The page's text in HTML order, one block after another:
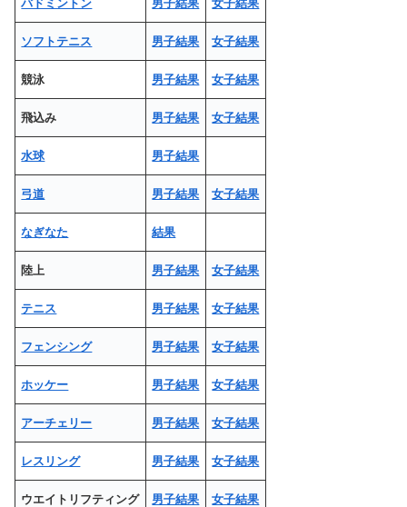
バドミントン 男子結果 女子結果
ソフトテニス 男子結果 女子結果
競泳 男子結果 女子結果
飛込み 男子結果 女子結果
水球 男子結果
弓道 男子結果 女子結果
なぎなた 結果
陸上 男子結果 女子結果
テニス 男子結果 女子結果
フェンシング 男子結果 女子結果
ホッケー 男子結果 女子結果
アーチェリー 男子結果 女子結果
レスリング 男子結果 女子結果
ウエイトリフティング 男子結果 女子結果